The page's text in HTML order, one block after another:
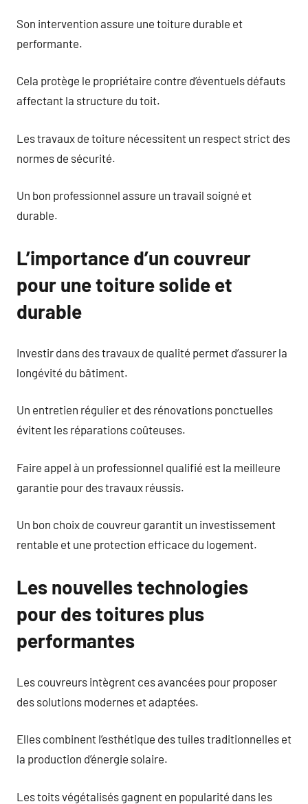
Son intervention assure une toiture durable et
performante.
Cela protège le propriétaire contre d’éventuels défauts
affectant la structure du toit.
Les travaux de toiture nécessitent un respect strict des
normes de sécurité.
Un bon professionnel assure un travail soigné et
durable.
L’importance d’un couvreur
pour une toiture solide et
durable
Investir dans des travaux de qualité permet d’assurer la
longévité du bâtiment.
Un entretien régulier et des rénovations ponctuelles
évitent les réparations coûteuses.
Faire appel à un professionnel qualifié est la meilleure
garantie pour des travaux réussis.
Un bon choix de couvreur garantit un investissement
rentable et une protection efficace du logement.
Les nouvelles technologies
pour des toitures plus
performantes
Les couvreurs intègrent ces avancées pour proposer
des solutions modernes et adaptées.
Elles combinent l’esthétique des tuiles traditionnelles et
la production d’énergie solaire.
Les toits végétalisés gagnent en popularité dans les